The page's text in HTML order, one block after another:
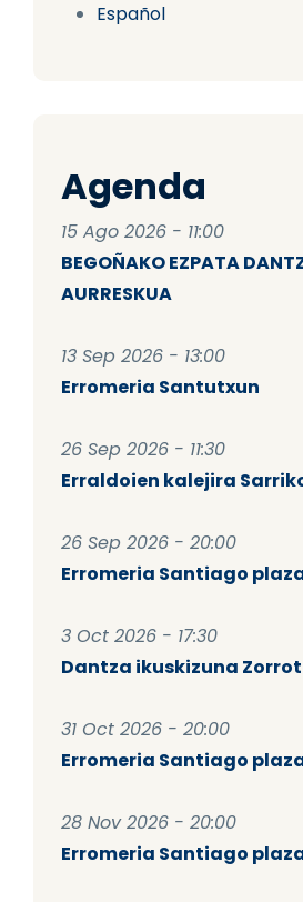
Español
Agenda
15 Ago 2026 - 11:00
BEGOÑAKO EZPATA
AURRESKUA
13 Sep 2026 - 13:00
Erromeria Santutxun
26 Sep 2026 - 11:30
Erraldoien kalejira
26 Sep 2026 - 20:00
Erromeria Santiago
3 Oct 2026 - 17:30
Dantza ikuskizuna
31 Oct 2026 - 20:00
Erromeria Santiago
28 Nov 2026 - 20:00
Erromeria Santiago